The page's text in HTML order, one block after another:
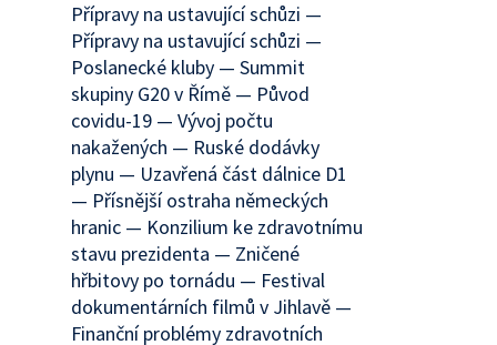
Přípravy na ustavující schůzi —
Přípravy na ustavující schůzi —
Poslanecké kluby — Summit
skupiny G20 v Římě — Původ
covidu-19 — Vývoj počtu
nakažených — Ruské dodávky
plynu — Uzavřená část dálnice D1
— Přísnější ostraha německých
hranic — Konzilium ke zdravotnímu
stavu prezidenta — Zničené
hřbitovy po tornádu — Festival
dokumentárních filmů v Jihlavě —
Finanční problémy zdravotních